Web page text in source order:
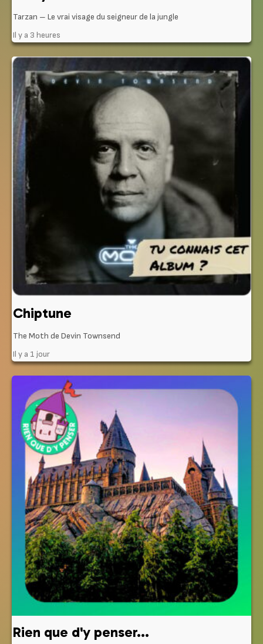
Tarzan – Le vrai visage du seigneur de la jungle
Il y a 3 heures
Chiptune
The Moth de Devin Townsend
Il y a 1 jour
Rien que d'y penser...